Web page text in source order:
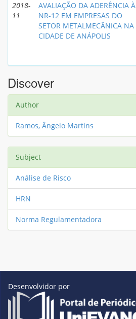
2018-
11
AVALIAÇÃO DA ADERÊNCIA À
NR-12 EM EMPRESAS DO
SETOR METALMECÂNICA NA
CIDADE DE ANÁPOLIS
Discover
Author
Ramos, Ângelo Martins
Subject
Análise de Risco
HRN
Norma Regulamentadora
Desenvolvidor por